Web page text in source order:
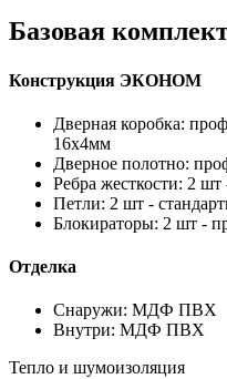
Базовая
Конструкция ЭКОНОМ
Дверная коробка:
16х4мм
Дверное полотно:
Ребра жесткости: 2
Петли: 2 шт -
Блокираторы: 2 шт -
Отделка
Снаружи: МДФ ПВХ
Внутри: МДФ ПВХ
Тепло и шумоизоляция